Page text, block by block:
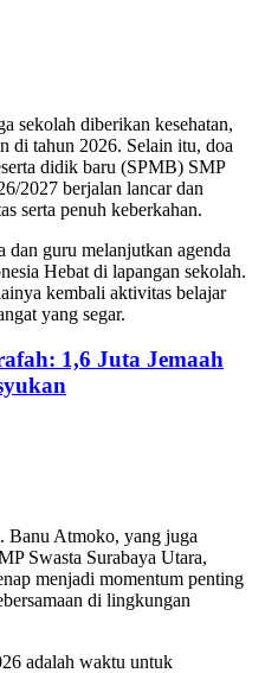
sekolah diberikan kesehatan,
di tahun 2026. Selain itu, doa
didik baru (SPMB) SMP
2027 berjalan lancar dan
serta penuh keberkahan.
dan guru melanjutkan agenda
Hebat di lapangan sekolah.
kembali aktivitas belajar
yang segar.
1,6 Juta Jemaah
Banu Atmoko, yang juga
Swasta Surabaya Utara,
menjadi momentum penting
di lingkungan
adalah waktu untuk